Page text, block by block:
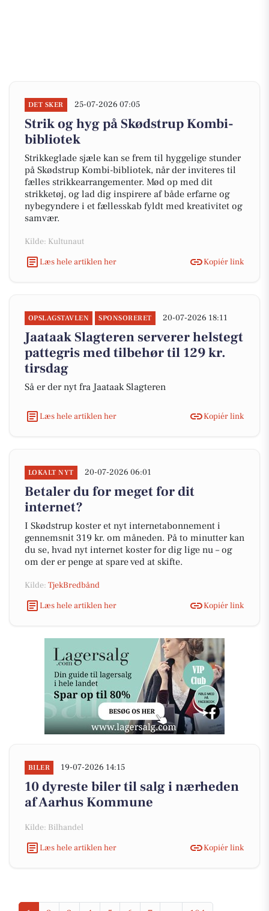
DET SKER 25-07-2026 07:05
Strik og hyg på Skødstrup Kombi-
bibliotek
Strikkeglade sjæle kan se frem til hyggelige stunder
på Skødstrup Kombi-bibliotek, når der inviteres til
fælles strikkearrangementer. Mød op med dit
strikketøj, og lad dig inspirere af både erfarne og
nybegyndere i et fællesskab fyldt med kreativitet og
samvær.
Kilde: Kultunaut
Læs hele artiklen her
Kopiér link
OPSLAGSTAVLEN SPONSORERET 20-07-2026 18:11
Jaataak Slagteren serverer helstegt
pattegris med tilbehør til 129 kr.
tirsdag
Så er der nyt fra Jaataak Slagteren
Læs hele artiklen her Kopiér link
LOKALT NYT 20-07-2026 06:01
Betaler du for meget for dit
internet?
I Skødstrup koster et nyt internetabonnement i
gennemsnit 319 kr. om måneden. På to minutter kan
du se, hvad nyt internet koster for dig lige nu – og
om der er penge at spare ved at skifte.
Kilde: TjekBredbånd
Læs hele artiklen her
Kopiér link
BILER 19-07-2026 14:15
10 dyreste biler til salg i nærheden
af Aarhus Kommune
Kilde: Bilhandel
Læs hele artiklen her
Kopiér link